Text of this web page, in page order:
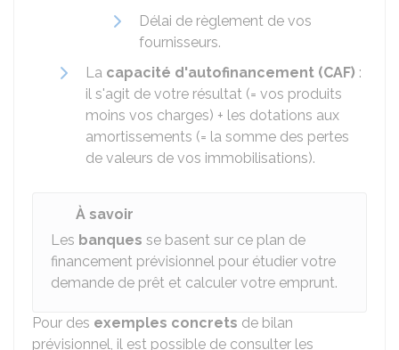
Délai de règlement de vos
fournisseurs.
La capacité d'autofinancement (CAF) :
il s'agit de votre résultat (= vos produits
moins vos charges) + les dotations aux
amortissements (= la somme des pertes
de valeurs de vos immobilisations).
À savoir
Les banques se basent sur ce plan de
financement prévisionnel pour étudier votre
demande de prêt et calculer votre emprunt.
Pour des exemples concrets de bilan
prévisionnel, il est possible de consulter les